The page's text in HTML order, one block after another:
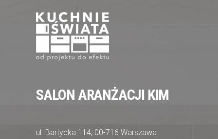
SALON ARANŻACJI KIM
ul. Bartycka 114, 00-716 Warszawa